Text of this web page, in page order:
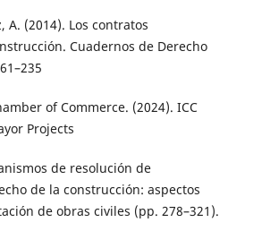
A. (2014). Los contratos
Cuadernos de Derecho
of Commerce. (2024). ICC
Projects
de resolución de
de la construcción: aspectos
de obras civiles (pp. 278–321).